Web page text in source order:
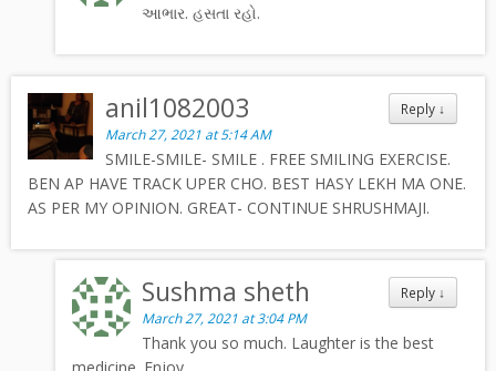
આભાર. હસતા રહો.
Reply ↓
anil1082003
March 27, 2021 at 5:14 AM
SMILE-SMILE- SMILE . FREE SMILING EXERCISE.
BEN AP HAVE TRACK UPER CHO. BEST HASY LEKH MA ONE.
AS PER MY OPINION. GREAT- CONTINUE SHRUSHMAJI.
Reply ↓
Sushma sheth
March 27, 2021 at 3:04 PM
Thank you so much. Laughter is the best